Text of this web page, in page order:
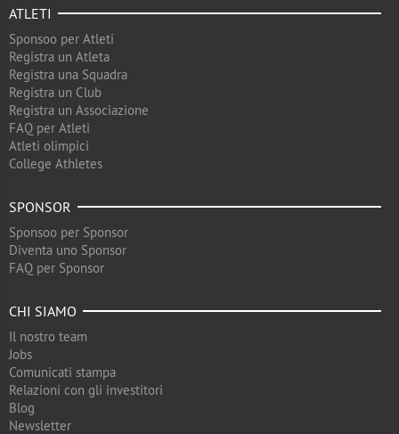
ATLETI
Sponsoo per Atleti
Registra un Atleta
Registra una Squadra
Registra un Club
Registra un Associazione
FAQ per Atleti
Atleti olimpici
College Athletes
SPONSOR
Sponsoo per Sponsor
Diventa uno Sponsor
FAQ per Sponsor
CHI SIAMO
Il nostro team
Jobs
Comunicati stampa
Relazioni con gli investitori
Blog
Newsletter